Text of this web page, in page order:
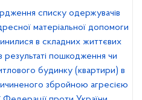
списку одержувачів
матеріальної допомоги
в складних життєвих
результаті пошкодження чи
будинку (квартири) в
збройною агресією